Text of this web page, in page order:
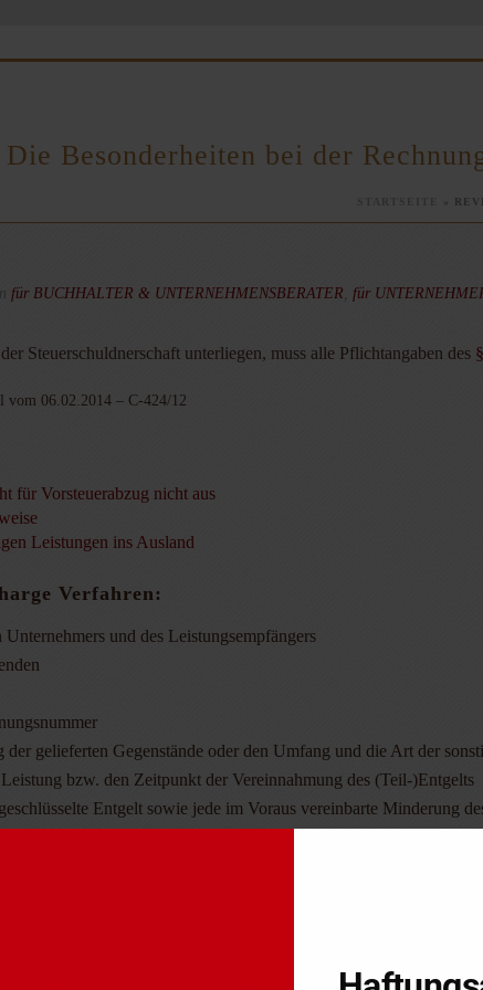
Besonderheiten bei der
»
für BUCHHALTER & UNTERNEHMENSBERATER für
Steuerschuldnerschaft unterliegen, muss alle Pflichtangaben des
06.02.2014 – C-424/12
für Vorsteuerabzug nicht aus
Leistungen ins Ausland
Verfahren:
und des Leistungsempfängers
gelieferten Gegenstände oder den Umfang und die Art der
bzw. den Zeitpunkt der Vereinnahmung des (Teil-)Entgelts
Entgelt sowie jede im Voraus vereinbarte Minderung
Entgelt entfallenden Steuerbetrag oder einen Hinweis darauf,
die Aufbewahrungspflicht des Leistungsempfängers
Hinweis „Steuerschuldnerschaft des
des Leistungsempfängers wurde durch das